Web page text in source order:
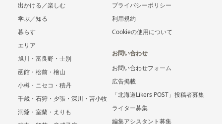
出かける／楽しむ
学ぶ／知る
暮らす
エリア
旭川・富良野・士別
函館・松前・檜山
小樽・ニセコ・積丹
千歳・石狩・夕張・深川・苫小牧
洞爺・室蘭・えりも
プライバシーポリシー
利用規約
Cookieの使用について
お問い合わせ
お問い合わせフォーム
広告掲載
「北海道Likers POST」投稿者募集
ライター募集
編集アシスタント募集